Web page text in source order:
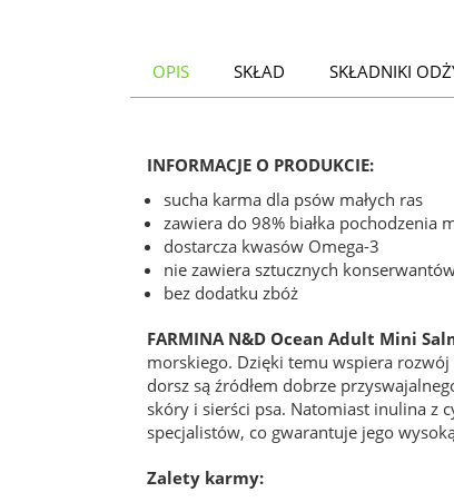
OPIS SKŁAD SKŁADNIKI
INFORMACJE O PRODUKCIE:
sucha karma dla psów małych ras
zawiera do 98% białka pochodzenia
dostarcza kwasów Omega-3
nie zawiera sztucznych
bez dodatku zbóż
FARMINA N&D Ocean Adult Mini
morskiego. Dzięki temu wspiera
dorsz są źródłem dobrze
skóry i sierści psa. Natomiast inulina z
specjalistów, co gwarantuje jego
Zalety karmy: